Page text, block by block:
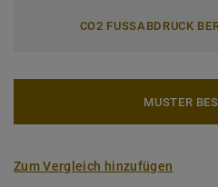
CO2 FUSSABDRUCK
MUSTER
Zum Vergleich hinzufügen